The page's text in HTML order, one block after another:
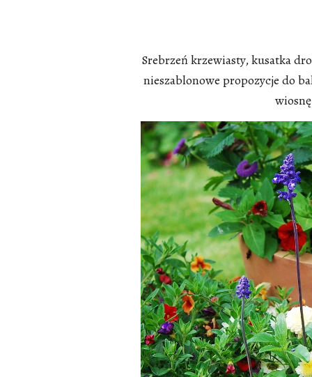
Srebrzeń krzewiasty, kusatka
nieszablonowe propozycje do